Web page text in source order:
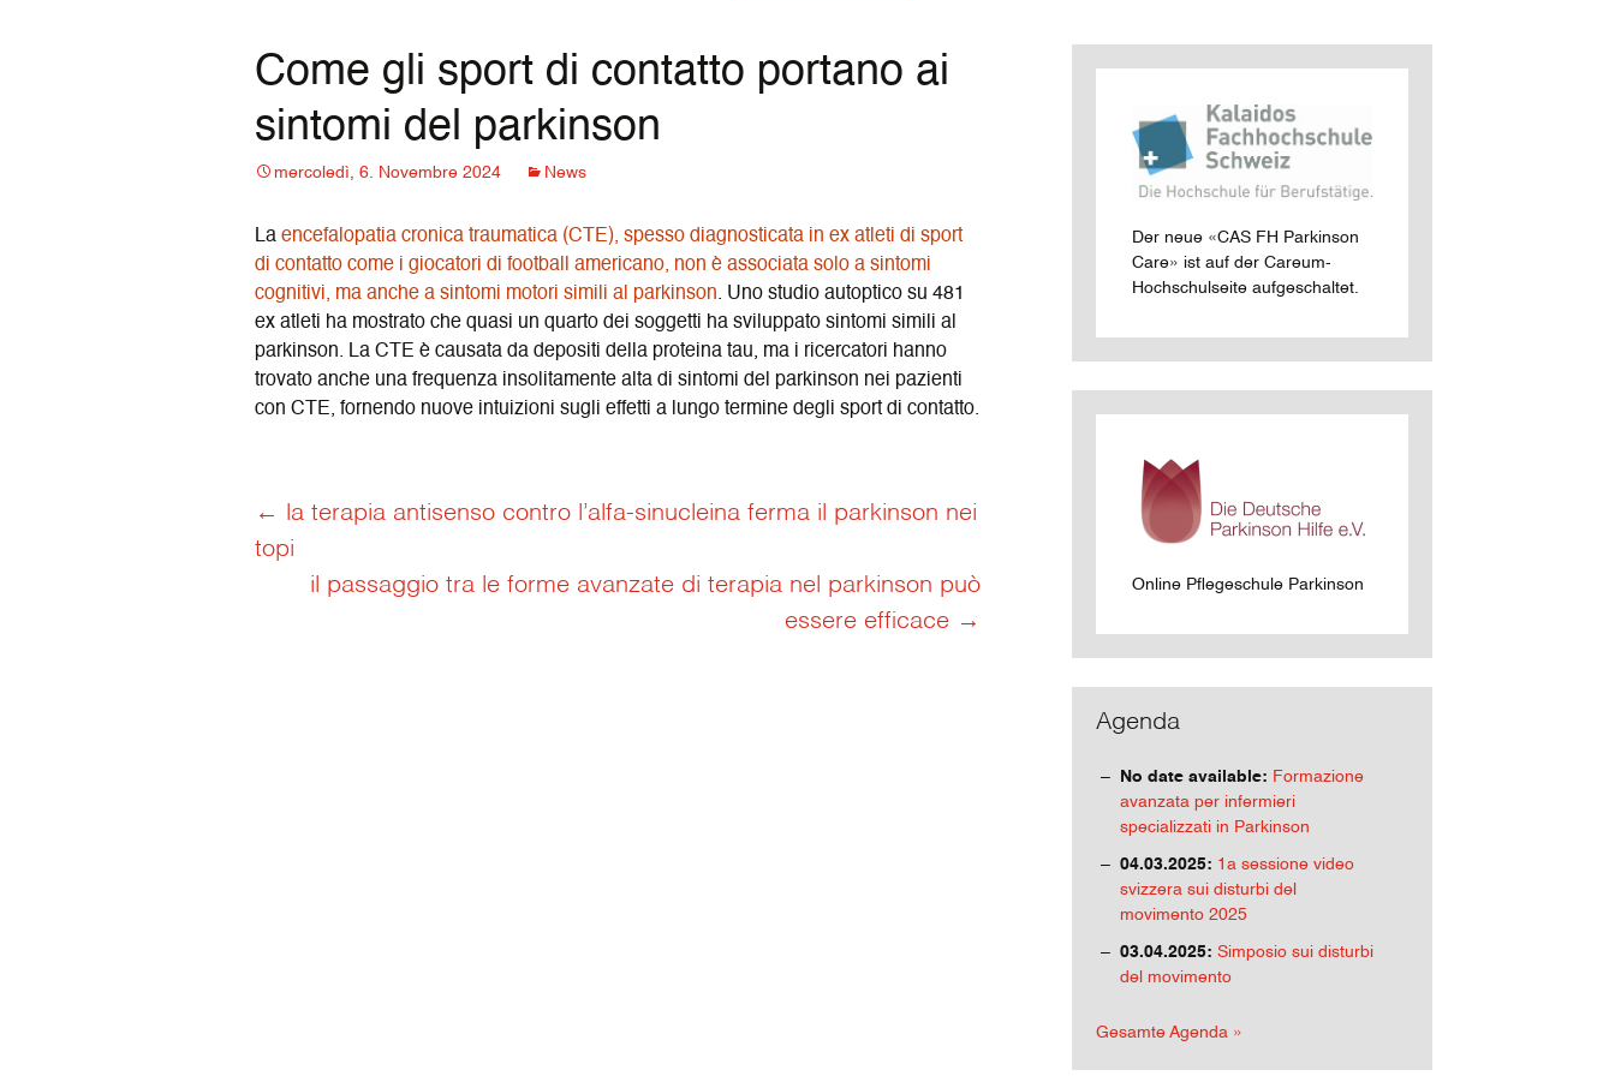
Come gli sport di contatto portano ai
sintomi del parkinson
mercoledì, 6. Novembre 2024 News
La encefalopatia cronica traumatica (CTE), spesso diagnosticata in ex atleti di sport
di contatto come i giocatori di football americano, non è associata solo a sintomi
cognitivi, ma anche a sintomi motori simili al parkinson. Uno studio autoptico su 481
ex atleti ha mostrato che quasi un quarto dei soggetti ha sviluppato sintomi simili al
parkinson. La CTE è causata da depositi della proteina tau, ma i ricercatori hanno
trovato anche una frequenza insolitamente alta di sintomi del parkinson nei pazienti
con CTE, fornendo nuove intuizioni sugli effetti a lungo termine degli sport di contatto.
← la terapia antisenso contro l’alfa-sinucleina ferma il parkinson nei
topi
il passaggio tra le forme avanzate di terapia nel parkinson può
essere efficace →
Der neue «CAS FH Parkinson
Care» ist auf der Careum-
Hochschulseite aufgeschaltet.
Online Pflegeschule Parkinson
Agenda
No date available: Formazione
avanzata per infermieri
specializzati in Parkinson
04.03.2025: 1a sessione video
svizzera sui disturbi del
movimento 2025
03.04.2025: Simposio sui disturbi
del movimento
Gesamte Agenda »